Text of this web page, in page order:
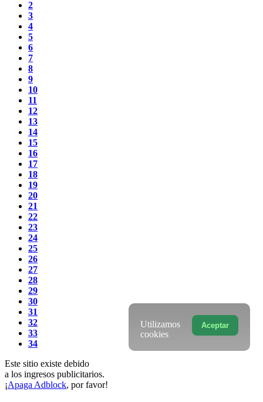
2
3
4
5
6
7
8
9
10
11
12
13
14
15
16
17
18
19
20
21
22
23
24
25
26
27
28
29
30
31
32
33
34
Este sitio existe debido
a los ingresos publicitarios.
¡Apaga Adblock, por favor!
Aceptar
Utilizamos
cookies